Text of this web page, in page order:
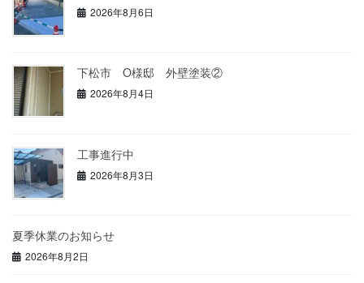
2026年8月6日
下松市 O様邸 外壁塗装②
2026年8月4日
工事進行中
2026年8月3日
夏季休業のお知らせ
2026年8月2日